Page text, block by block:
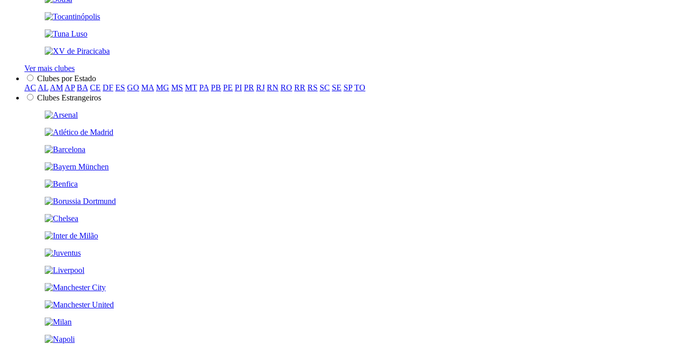
Ver mais clubes
Clubes por Estado
AC AL AM AP BA CE DF ES GO MA MG MS MT PA PB PE PI PR RJ RN RO RR RS SC SE SP TO
Clubes Estrangeiros